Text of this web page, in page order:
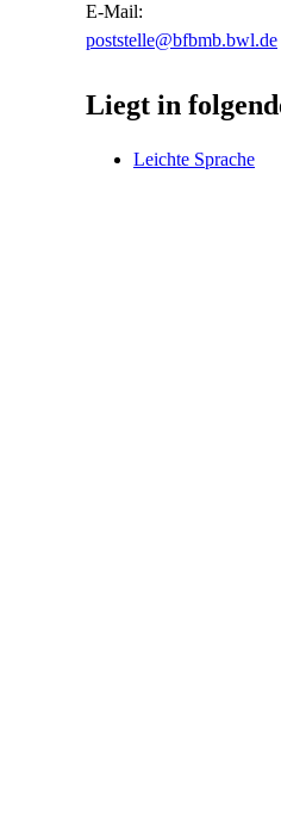
E-Mail:
poststelle@bfbmb.bwl.de
Liegt in
Leichte Sprache